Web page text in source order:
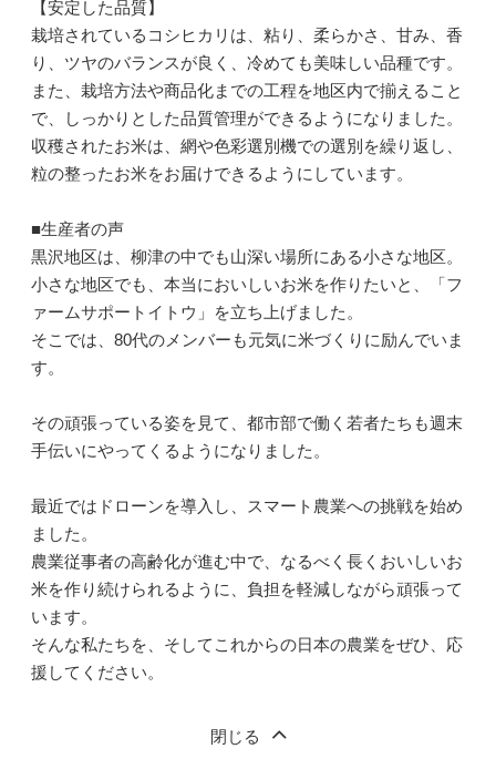
【安定した品質】
栽培されているコシヒカリは、粘り、柔らかさ、甘み、香
り、ツヤのバランスが良く、冷めても美味しい品種です。
また、栽培方法や商品化までの工程を地区内で揃えること
で、しっかりとした品質管理ができるようになりました。
収穫されたお米は、網や色彩選別機での選別を繰り返し、
粒の整ったお米をお届けできるようにしています。
■生産者の声
黒沢地区は、柳津の中でも山深い場所にある小さな地区。
小さな地区でも、本当においしいお米を作りたいと、「フ
ァームサポートイトウ」を立ち上げました。
そこでは、80代のメンバーも元気に米づくりに励んでいま
す。
その頑張っている姿を見て、都市部で働く若者たちも週末
手伝いにやってくるようになりました。
最近ではドローンを導入し、スマート農業への挑戦を始め
ました。
農業従事者の高齢化が進む中で、なるべく長くおいしいお
米を作り続けられるように、負担を軽減しながら頑張って
います。
そんな私たちを、そしてこれからの日本の農業をぜひ、応
援してください。
閉じる